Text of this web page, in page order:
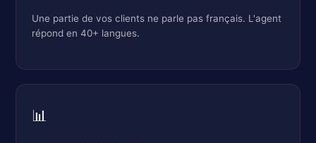
Une partie de vos clients ne parle pas français. L'agent
répond en 40+ langues.
📊